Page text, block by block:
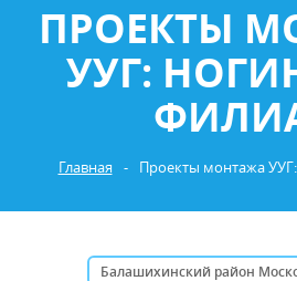
ПРОЕКТЫ
УУГ:
Главная - Проекты монтажа
Балашихинский район